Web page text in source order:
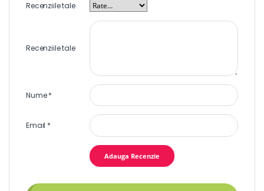
Recenziile tale
Recenziile tale
Nume*
Email *